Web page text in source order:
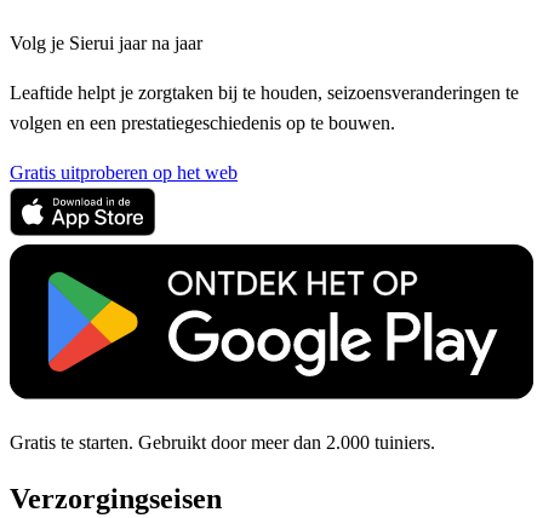
Volg je Sierui jaar na jaar
Leaftide helpt je zorgtaken bij te houden, seizoensveranderingen te
volgen en een prestatiegeschiedenis op te bouwen.
Gratis uitproberen op het web
Gratis te starten. Gebruikt door meer dan 2.000 tuiniers.
Verzorgingseisen